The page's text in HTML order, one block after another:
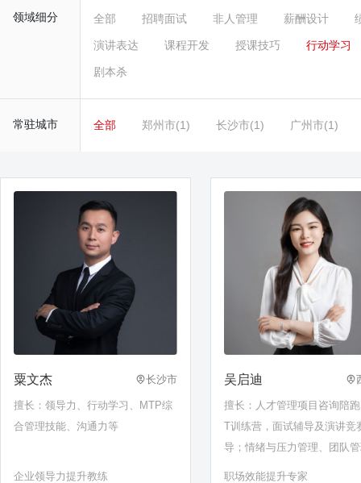
领域细分 全部 招聘面试 非人管理 薪酬设计
演讲表达 课程开发 授课技巧 行动学习
剧本杀
常驻城市 全部 郑州市(1) 长沙市(1) 广州市(1)
粟文杰 长沙市
擅长：领导力、行动学习、MTP综
合管理技能、沟通力等
企业领导力提升教练
吴启迪
擅长：人才管理项目咨询陪
T训练营，面试辅导及演讲竞
导；情绪与压力管理、团队
职场效能提升专家